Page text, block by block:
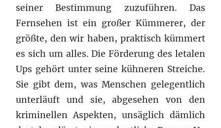
seiner Bestimmung zuzuführen. Das
Fernse­hen ist ein großer Küm­merer, der
größte, den wir haben, prak­tisch küm­mert
es sich um alles. Die Förderung des letalen
Ups gehört unter seine küh­neren Stre­iche.
Sie gibt dem, was Menschen gelegentlich
unterläuft und sie, abgesehen von den
kriminellen Aspekten, unsäglich dämlich